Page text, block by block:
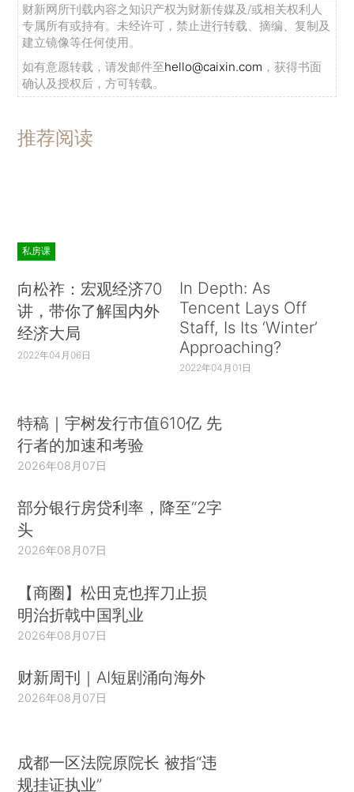
财新网所刊载内容之知识产权为财新传媒及/或相关权利人
专属所有或持有。未经许可，禁止进行转载、摘编、复制及
建立镜像等任何使用。
如有意愿转载，请发邮件至hello@caixin.com ，获得书面
确认及授权后，方可转载。
推荐阅读
私房课
向松祚：宏观经济70
讲，带你了解国内外
经济大局
2022年04月06日
In Depth: As
Tencent Lays Off
Staff, Is Its ‘Winter’
Approaching?
2022年04月01日
特稿｜宇树发行市值610亿 先
行者的加速和考验
2026年08月07日
部分银行房贷利率，降至“2字
头
2026年08月07日
【商圈】松田克也挥刀止损
明治折戟中国乳业
2026年08月07日
财新周刊｜AI短剧涌向海外
2026年08月07日
成都一区法院原院长 被指“违
规挂证执业”